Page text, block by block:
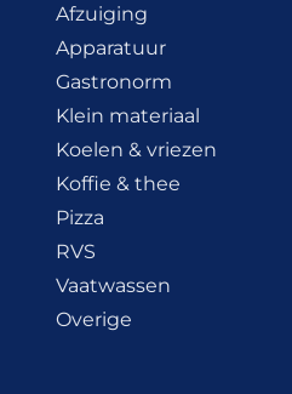
Afzuiging
Apparatuur
Gastronorm
Klein materiaal
Koelen & vriezen
Koffie & thee
Pizza
RVS
Vaatwassen
Overige